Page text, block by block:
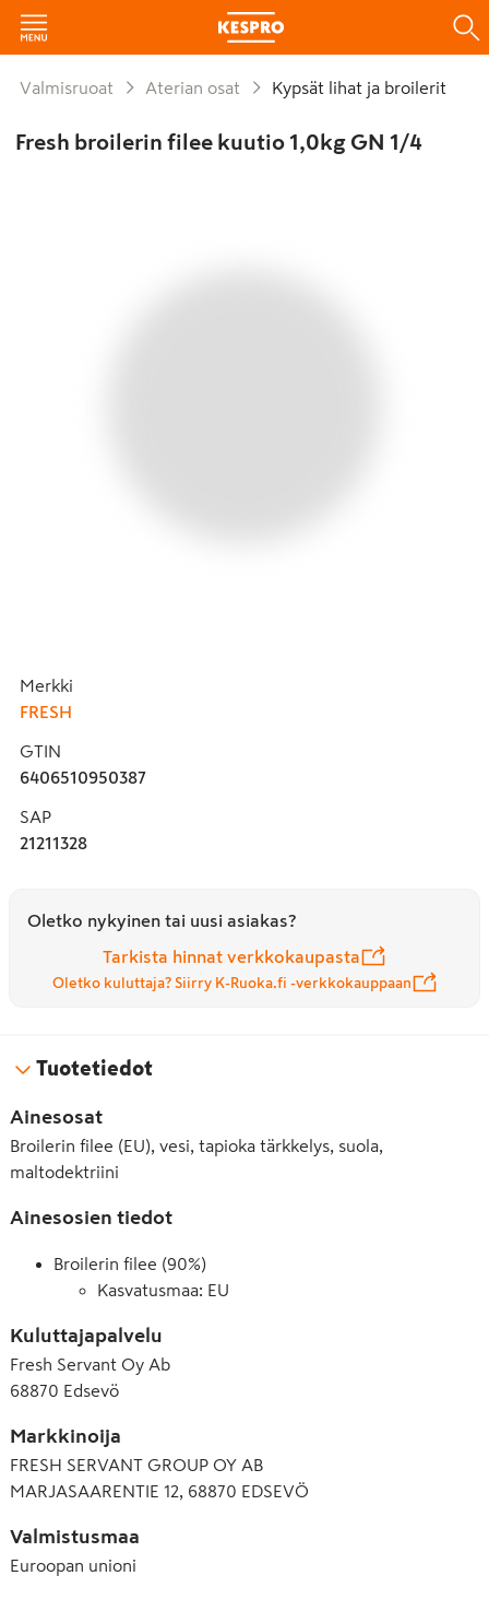
Valmisruoat Aterian osat Kypsät lihat ja broilerit
Fresh broilerin filee kuutio 1,0kg GN 1/4
Merkki
FRESH
GTIN
6406510950387
SAP
21211328
Oletko nykyinen tai uusi asiakas?
Tarkista hinnat verkkokaupasta
Oletko kuluttaja? Siirry K-Ruoka.fi -verkkokauppaan
Tuotetiedot
Ainesosat
Broilerin filee (EU), vesi, tapioka tärkkelys, suola,
maltodektriini
Ainesosien tiedot
Broilerin filee (90%)
Kasvatusmaa: EU
Kuluttajapalvelu
Fresh Servant Oy Ab
68870 Edsevö
Markkinoija
FRESH SERVANT GROUP OY AB
MARJASAARENTIE 12, 68870 EDSEVÖ
Valmistusmaa
Euroopan unioni